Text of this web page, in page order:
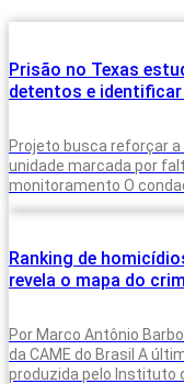
Prisão no Texas
detentos e
Projeto busca reforçar
unidade marcada por
monitoramento O
Ranking de
revela o mapa do
Por Marco Antônio
da CAME do Brasil A
produzida pelo Instituto